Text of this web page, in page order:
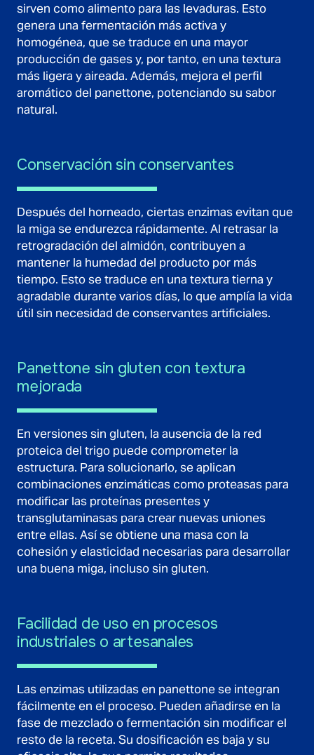
sirven como alimento para las levaduras. Esto
genera una fermentación más activa y
homogénea, que se traduce en una mayor
producción de gases y, por tanto, en una textura
más ligera y aireada. Además, mejora el perfil
aromático del panettone, potenciando su sabor
natural.
Conservación sin conservantes
Después del horneado, ciertas enzimas evitan que
la miga se endurezca rápidamente. Al retrasar la
retrogradación del almidón, contribuyen a
mantener la humedad del producto por más
tiempo. Esto se traduce en una textura tierna y
agradable durante varios días, lo que amplía la vida
útil sin necesidad de conservantes artificiales.
Panettone sin gluten con textura
mejorada
En versiones sin gluten, la ausencia de la red
proteica del trigo puede comprometer la
estructura. Para solucionarlo, se aplican
combinaciones enzimáticas como proteasas para
modificar las proteínas presentes y
transglutaminasas para crear nuevas uniones
entre ellas. Así se obtiene una masa con la
cohesión y elasticidad necesarias para desarrollar
una buena miga, incluso sin gluten.
Facilidad de uso en procesos
industriales o artesanales
Las enzimas utilizadas en panettone se integran
fácilmente en el proceso. Pueden añadirse en la
fase de mezclado o fermentación sin modificar el
resto de la receta. Su dosificación es baja y su